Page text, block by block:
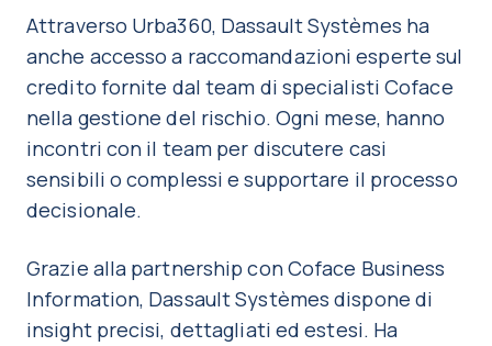
Attraverso Urba360, Dassault Systèmes ha
anche accesso a raccomandazioni esperte sul
credito fornite dal team di specialisti Coface
nella gestione del rischio. Ogni mese, hanno
incontri con il team per discutere casi
sensibili o complessi e supportare il processo
decisionale.
Grazie alla partnership con Coface Business
Information, Dassault Systèmes dispone di
insight precisi, dettagliati ed estesi. Ha